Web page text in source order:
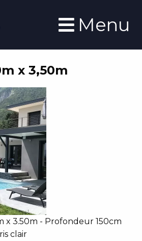
Menu
x 3,50m
x 3.50m - Profondeur 150cm
clair